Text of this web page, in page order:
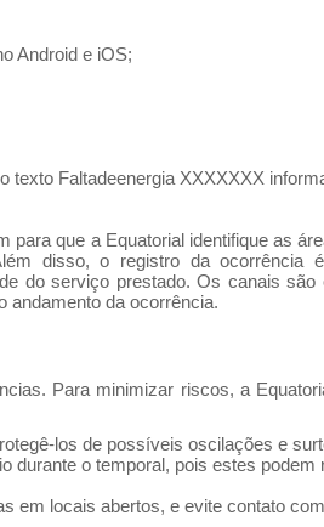
Android e iOS;
texto Faltadeenergia XXXXXXX
que a Equatorial identifique as
disso, o registro daocorrência
doserviço prestado. Os canais são
andamento da ocorrência.
Para minimizar riscos, a
los de possíveis oscilações e
durante o temporal, pois estes podem
em locais abertos, e evite contato